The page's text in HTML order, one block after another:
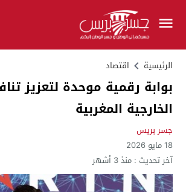
الرئيسية اقتصاد
بوابة رقمية موحدة لتعزيز
الخارجية المغربية
جسر بريس
18 مايو 2026
آخر تحديث :منذ 3 أشهر